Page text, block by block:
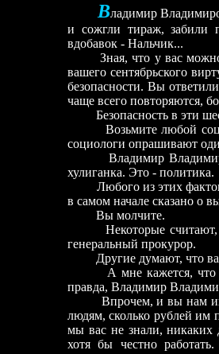
Владимир
и сожгли тираж, забили
вдобавок - Нальчик...
Зная, что у вас можно
вашего сентябрьского
безопасности. Вы
чаще всего повторяются,
Безопасность в эти
Возьмите любой
социологи опрашивают
Владимир
хулиганка. Это - политика.
Любого из этих фактов
в самом начале сказано о
Вы молчите.
Некоторые считают,
генеральный прокурор.
Другие думают, что вам
А мне кажется, что
правда, Владимир
Впрочем, и вы нам
людям, сколько рублей им
мы вас не знали, никаких
хотя бы честно